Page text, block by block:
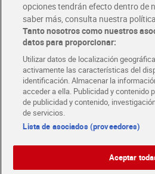
Tarjeta MaX Dia
Te devuelve hasta 8€/mes de tus
¡Solicita tu tarjeta de crédito aquí!
COMER MEJOR
COLABORA CON DIA ABRE TU TIENDA
opciones tendrán efecto dentro de
saber más, consulta nuestra
Tanto nosotros como nuestros
datos para proporcionar:
Utilizar datos de localización
activamente las características del
identificación. Almacenar la
acceder a ella. Publicidad y contenido
de publicidad y contenido,
de servicios.
Lista de asociados (proveedores)
Aceptar